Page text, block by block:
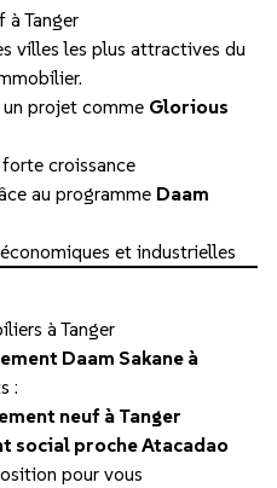
à Tanger
villes les plus attractives du
projet comme Glorious
croissance
au programme Daam
et industrielles
à Tanger
Daam Sakane à
:
neuf à Tanger
social proche Atacadao
pour vous